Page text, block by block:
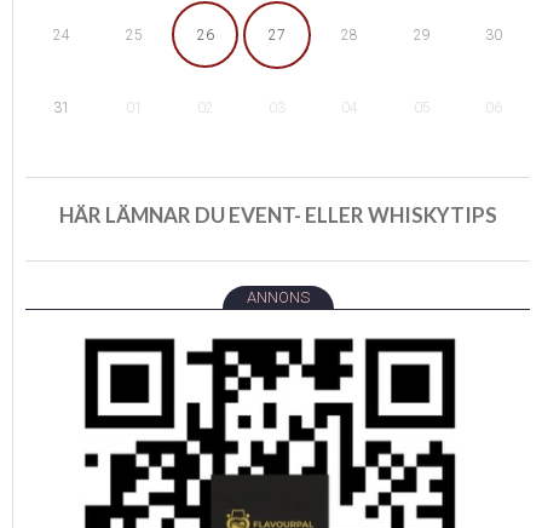
24 25 26 27 28 29 30
31 01 02 03 04 05 06
HÄR LÄMNAR DU EVENT- ELLER WHISKYTIPS
ANNONS